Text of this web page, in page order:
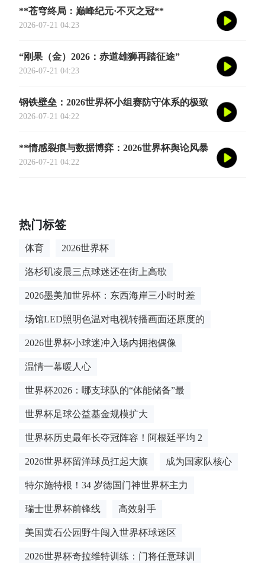
**苍穹终局：巅峰纪元·不灭之冠**
2026-07-21 04:23
“刚果（金）2026：赤道雄狮再踏征途”
2026-07-21 04:23
钢铁壁垒：2026世界杯小组赛防守体系的极致
博弈
2026-07-21 04:22
**情感裂痕与数据博弈：2026世界杯舆论风暴
的多维解构**
2026-07-21 04:22
热门标签
体育 2026世界杯
洛杉矶凌晨三点球迷还在街上高歌
2026墨美加世界杯：东西海岸三小时时差
场馆LED照明色温对电视转播画面还原度的
2026世界杯小球迷冲入场内拥抱偶像
温情一幕暖人心
世界杯2026：哪支球队的“体能储备”最
世界杯足球公益基金规模扩大
世界杯历史最年长夺冠阵容！阿根廷平均 2
2026世界杯留洋球员扛起大旗 成为国家队核心
特尔施特根！34 岁德国门神世界杯主力
瑞士世界杯前锋线 高效射手
美国黄石公园野牛闯入世界杯球迷区
2026世界杯奇拉维特训练：门将任意球训